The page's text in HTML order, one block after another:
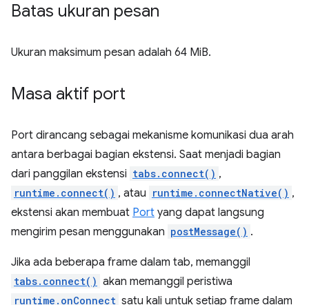
Batas ukuran pesan
Ukuran maksimum pesan adalah 64 MiB.
Masa aktif port
Port dirancang sebagai mekanisme komunikasi dua arah
antara berbagai bagian ekstensi. Saat menjadi bagian
dari panggilan ekstensi tabs.connect() ,
runtime.connect() , atau runtime.connectNative() ,
ekstensi akan membuat Port yang dapat langsung
mengirim pesan menggunakan postMessage() .
Jika ada beberapa frame dalam tab, memanggil
tabs.connect() akan memanggil peristiwa
runtime.onConnect satu kali untuk setiap frame dalam